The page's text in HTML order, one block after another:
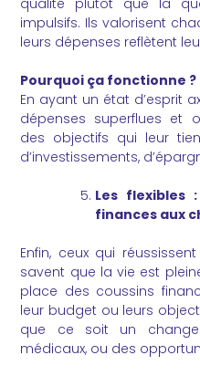
impulsifs. Ils valorisent
leurs dépenses reflètent
Pourquoi ça fonctionne ?
En ayant un état d’esprit
dépenses superflues et
des objectifs qui leur
d’investissements,
Les flexibles
finances aux
Enfin, ceux qui
savent que la vie est
place des coussins
leur budget ou leurs
que ce soit un
médicaux, ou des